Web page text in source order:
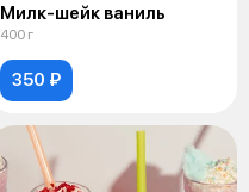
Милк-шейк ваниль
400 г
350 ₽